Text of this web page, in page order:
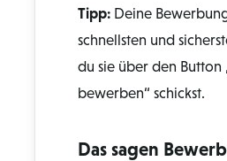
Tipp:Deine
schnellsten und
du sie über den Button
bewerben“ schickst.
Das sagen